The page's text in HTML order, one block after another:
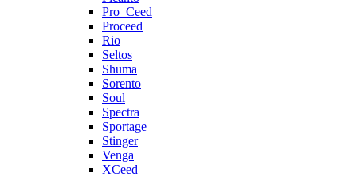
Pro_Ceed
Proceed
Rio
Seltos
Shuma
Sorento
Soul
Spectra
Sportage
Stinger
Venga
XCeed